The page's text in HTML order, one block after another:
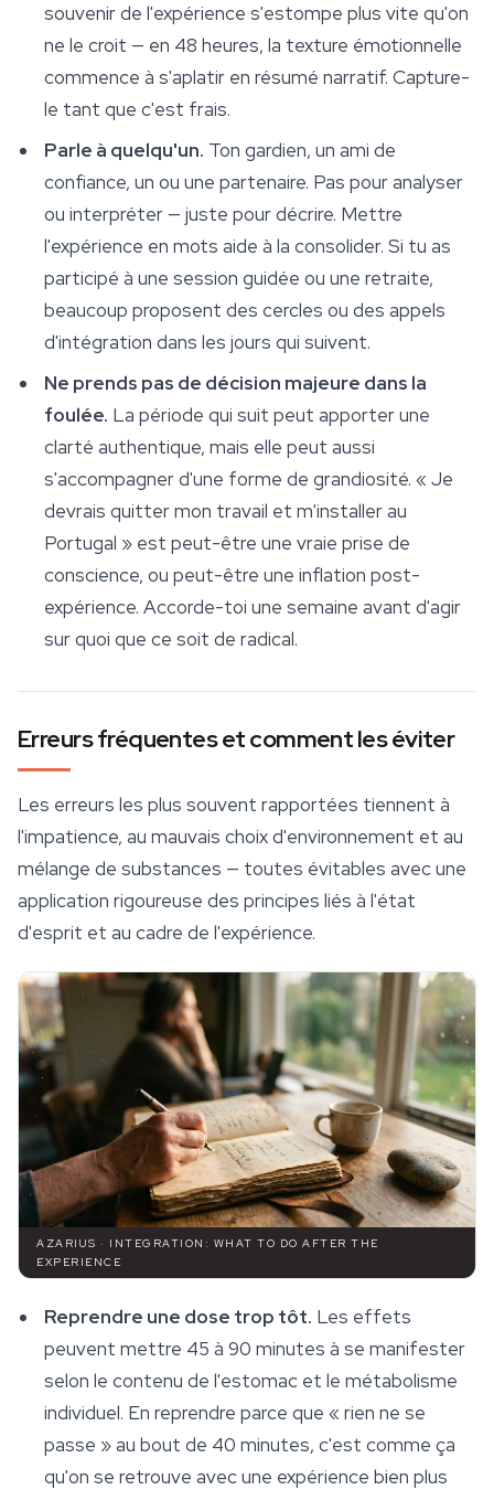
souvenir de l'expérience s'estompe plus vite qu'on
ne le croit — en 48 heures, la texture émotionnelle
commence à s'aplatir en résumé narratif. Capture-
le tant que c'est frais.
Parle à quelqu'un. Ton gardien, un ami de
confiance, un ou une partenaire. Pas pour analyser
ou interpréter — juste pour décrire. Mettre
l'expérience en mots aide à la consolider. Si tu as
participé à une session guidée ou une retraite,
beaucoup proposent des cercles ou des appels
d'intégration dans les jours qui suivent.
Ne prends pas de décision majeure dans la
foulée. La période qui suit peut apporter une
clarté authentique, mais elle peut aussi
s'accompagner d'une forme de grandiosité. « Je
devrais quitter mon travail et m'installer au
Portugal » est peut-être une vraie prise de
conscience, ou peut-être une inflation post-
expérience. Accorde-toi une semaine avant d'agir
sur quoi que ce soit de radical.
Erreurs fréquentes et comment les éviter
Les erreurs les plus souvent rapportées tiennent à
l'impatience, au mauvais choix d'environnement et au
mélange de substances — toutes évitables avec une
application rigoureuse des principes liés à l'état
d'esprit et au cadre de l'expérience.
AZARIUS · INTEGRATION: WHAT TO DO AFTER THE
EXPERIENCE
Reprendre une dose trop tôt. Les effets
peuvent mettre 45 à 90 minutes à se manifester
selon le contenu de l'estomac et le métabolisme
individuel. En reprendre parce que « rien ne se
passe » au bout de 40 minutes, c'est comme ça
qu'on se retrouve avec une expérience bien plus